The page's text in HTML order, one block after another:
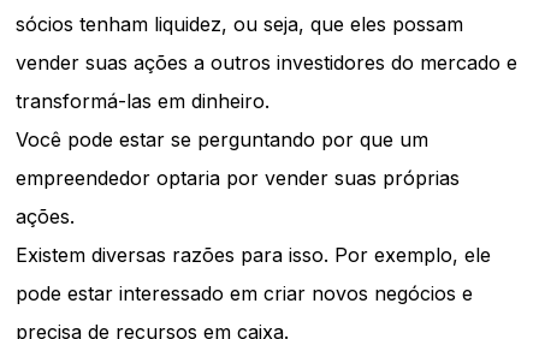
sócios tenham liquidez, ou seja, que eles possam
vender suas ações a outros investidores do mercado e
transformá-las em dinheiro.
Você pode estar se perguntando por que um
empreendedor optaria por vender suas próprias
ações.
Existem diversas razões para isso. Por exemplo, ele
pode estar interessado em criar novos negócios e
precisa de recursos em caixa.